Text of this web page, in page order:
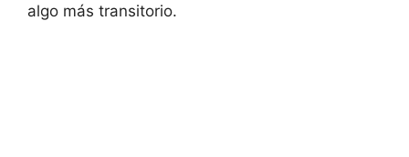
algo más transitorio.